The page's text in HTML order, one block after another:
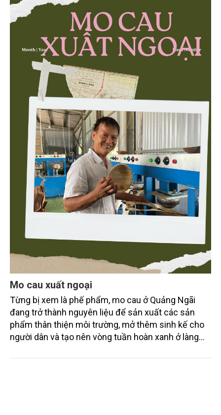
Mo cau xuất ngoại
Từng bị xem là phế phẩm, mo cau ở Quảng Ngãi
đang trở thành nguyên liệu để sản xuất các sản
phẩm thân thiện môi trường, mở thêm sinh kế cho
người dân và tạo nên vòng tuần hoàn xanh ở làng
chén, dĩa... từ mo cau đã được thị trường trong nước